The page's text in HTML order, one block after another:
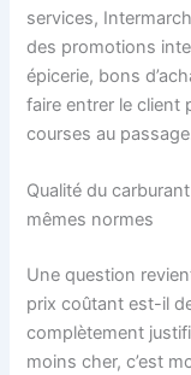
services,
des promotions
épicerie, bons
faire entrer le client
courses au
Qualité du
mêmes normes
Une question
prix coûtant est-il
complètement
moins cher, c’est